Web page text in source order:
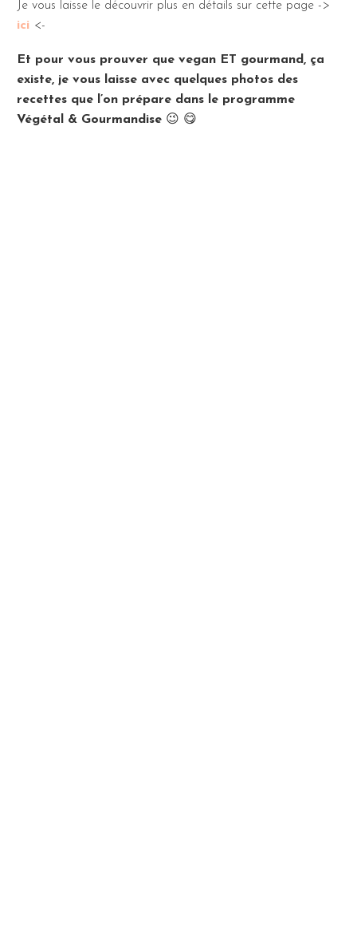
Je vous laisse le découvrir plus en détails sur cette page ->
ici <-
Et pour vous prouver que vegan ET gourmand, ça
existe, je vous laisse avec quelques photos des
recettes que l’on prépare dans le programme
Végétal & Gourmandise 😉 😋